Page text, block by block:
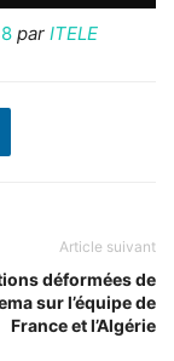
par ITELE
Article suivant
déformées de
sur l’équipe de
France et l’Algérie